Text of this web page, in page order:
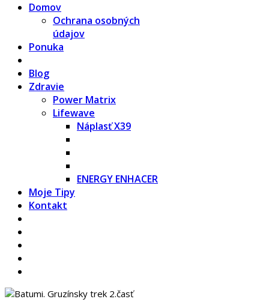
Domov
Ochrana osobných
údajov
Ponuka
Blog
Zdravie
Power Matrix
Lifewave
Náplasť X39
ENERGY ENHACER
Moje Tipy
Kontakt